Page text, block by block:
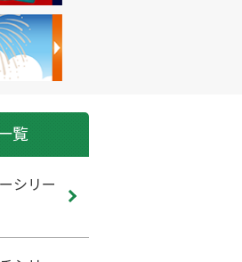
覧
シリー